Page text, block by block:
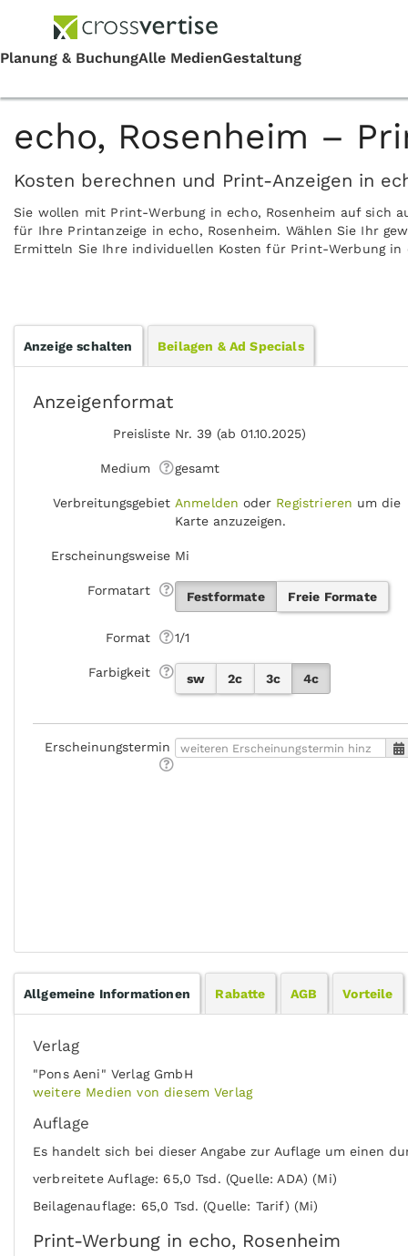
echo, Rosenheim –
Kosten berechnen und Print-Anzeigen in
Sie wollen mit Print-Werbung in echo, Rosenheim auf sich
für Ihre Printanzeige in echo, Rosenheim. Wählen Sie Ihr
Ermitteln Sie Ihre individuellen Kosten für Print-Werbung
Anzeige schalten Beilagen & Ad Specials
Anzeigenformat
Preisliste Nr. 39 (ab 01.10.2025)
Medium gesamt
Verbreitungsgebiet Anmelden oder Registrieren um die
Karte anzuzeigen.
Erscheinungsweise Mi
Formatart Festformate Freie Formate
Format 1/1
Farbigkeit sw 2c 3c 4c
Erscheinungstermin
Allgemeine Informationen Rabatte AGB Vorteile
Verlag
"Pons Aeni" Verlag GmbH
weitere Medien von diesem Verlag
Auflage
Es handelt sich bei dieser Angabe zur Auflage um einen
verbreitete Auflage: 65,0 Tsd. (Quelle: ADA) (Mi)
Beilagenauflage: 65,0 Tsd. (Quelle: Tarif) (Mi)
Print-Werbung in echo, Rosenheim